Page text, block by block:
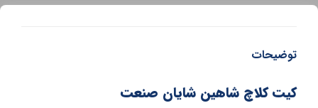
توضیحات
کیت کلاچ شاهین شایان صنعت